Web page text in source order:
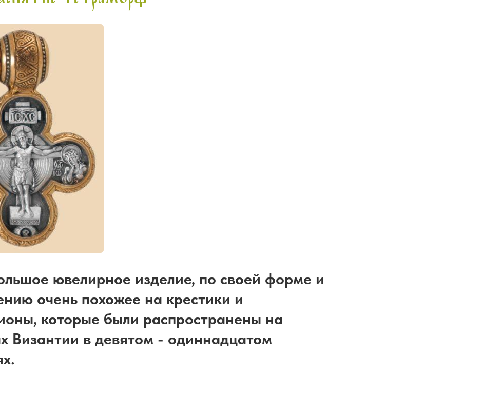
ювелирное изделие, по своей форме и
очень похожее на крестики и
которые были распространены на
Византии в девятом - одиннадцатом